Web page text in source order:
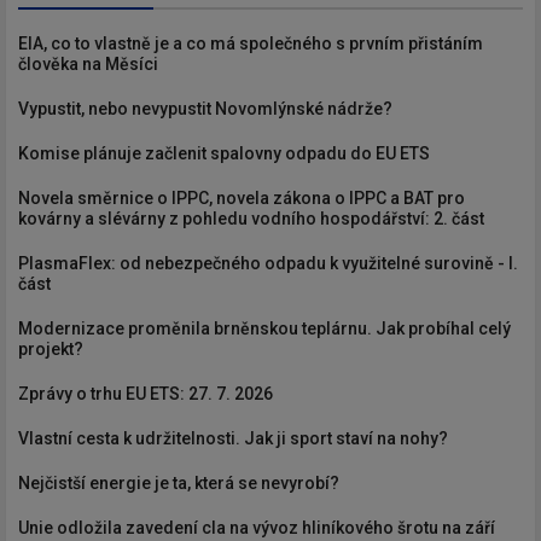
EIA, co to vlastně je a co má společného s prvním přistáním
člověka na Měsíci
Vypustit, nebo nevypustit Novomlýnské nádrže?
Komise plánuje začlenit spalovny odpadu do EU ETS
Novela směrnice o IPPC, novela zákona o IPPC a BAT pro
kovárny a slévárny z pohledu vodního hospodářství: 2. část
PlasmaFlex: od nebezpečného odpadu k využitelné surovině - I.
část
Modernizace proměnila brněnskou teplárnu. Jak probíhal celý
projekt?
Zprávy o trhu EU ETS: 27. 7. 2026
Vlastní cesta k udržitelnosti. Jak ji sport staví na nohy?
Nejčistší energie je ta, která se nevyrobí?
Unie odložila zavedení cla na vývoz hliníkového šrotu na září